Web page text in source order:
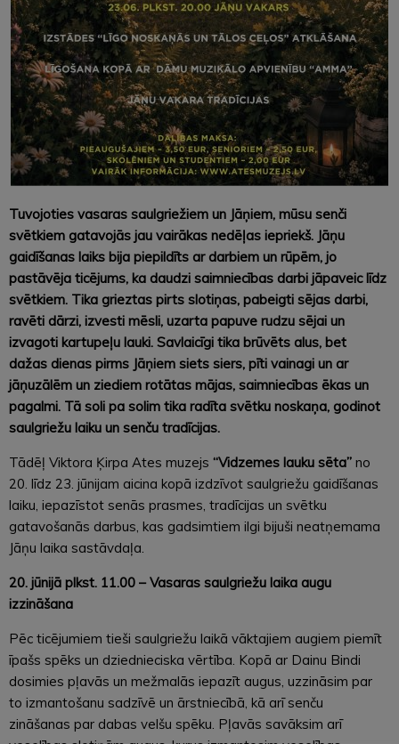
Tuvojoties vasaras saulgriežiem un Jāņiem, mūsu senči
svētkiem gatavojās jau vairākas nedēļas iepriekš. Jāņu
gaidīšanas laiks bija piepildīts ar darbiem un rūpēm, jo
pastāvēja ticējums, ka daudzi saimniecības darbi jāpaveic līdz
svētkiem. Tika grieztas pirts slotiņas, pabeigti sējas darbi,
ravēti dārzi, izvesti mēsli, uzarta papuve rudzu sējai un
izvagoti kartupeļu lauki. Savlaicīgi tika brūvēts alus, bet
dažas dienas pirms Jāņiem siets siers, pīti vainagi un ar
jāņuzālēm un ziediem rotātas mājas, saimniecības ēkas un
pagalmi. Tā soli pa solim tika radīta svētku noskaņa, godinot
saulgriežu laiku un senču tradīcijas.
Tādēļ Viktora Ķirpa Ates muzejs “Vidzemes lauku sēta” no
20. līdz 23. jūnijam aicina kopā izdzīvot saulgriežu gaidīšanas
laiku, iepazīstot senās prasmes, tradīcijas un svētku
gatavošanās darbus, kas gadsimtiem ilgi bijuši neatņemama
Jāņu laika sastāvdaļa.
20. jūnijā plkst. 11.00 – Vasaras saulgriežu laika augu
izzināšana
Pēc ticējumiem tieši saulgriežu laikā vāktajiem augiem piemīt
īpašs spēks un dziednieciska vērtība. Kopā ar Dainu Bindi
dosimies pļavās un mežmalās iepazīt augus, uzzināsim par
to izmantošanu sadzīvē un ārstniecībā, kā arī senču
zināšanas par dabas velšu spēku. Pļavās savāksim arī